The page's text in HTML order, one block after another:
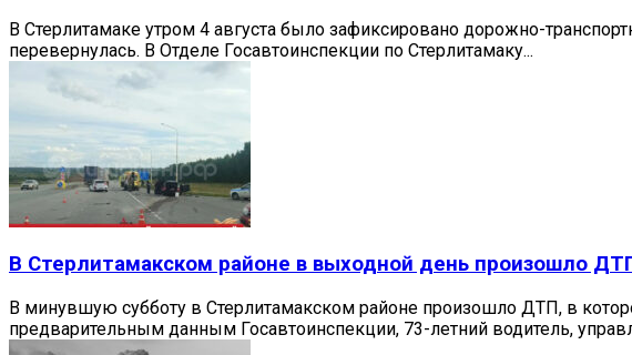
В Стерлитамаке утром 4 августа было зафиксировано дорожно-
перевернулась. В Отделе Госавтоинспекции по Стерлитамаку...
В Стерлитамакском районе в выходной день произошло
В минувшую субботу в Стерлитамакском районе произошло ДТП, в
предварительным данным Госавтоинспекции, 73-летний водитель,